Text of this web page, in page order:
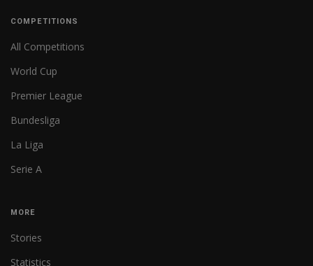
COMPETITIONS
All Competitions
World Cup
Premier League
Bundesliga
La Liga
Serie A
MORE
Stories
Statistics